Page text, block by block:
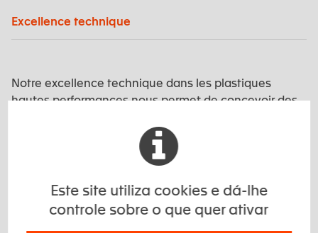
Excellence technique
Notre excellence technique dans les plastiques
hautes performances nous permet de concevoir des
Vous avez des problématiques spécifiques ?
Nous développons pour vous des solutions adaptées
Este site utiliza cookies e dá-lhe
controle sobre o que quer ativar